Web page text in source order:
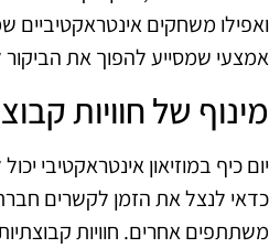
ואפילו משחקים אינטראקטיביים
אמצעי שמסייע להפוך את הביקור
מינוף של חוויות
יום כיף במוזיאון אינטראקטיבי
כדאי לנצל את הזמן לקשרים
משתתפים אחרים. חוויות